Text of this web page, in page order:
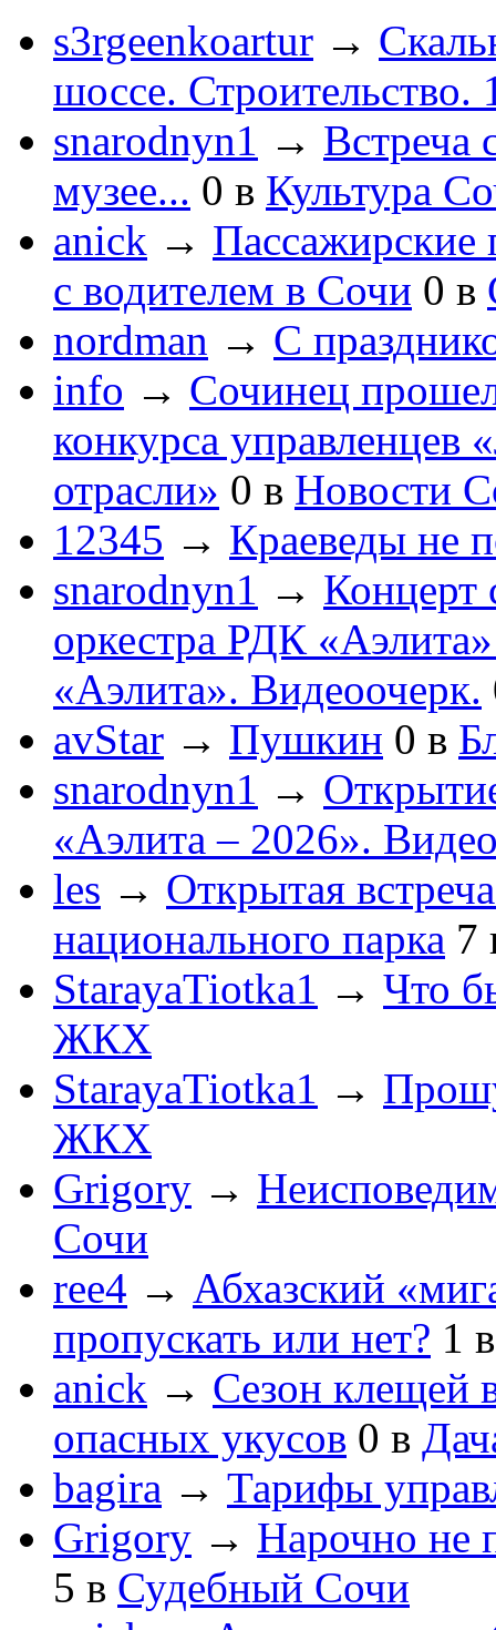
s3rgeenkoartur →
шоссе. Строительство.
snarodnyn1 → Встреча
музее... 0 в Культура
anick → Пассажирские
с водителем в Сочи 0 в
nordman → С
info → Сочинец
конкурса управленцев
отрасли» 0 в Новости
12345 → Краеведы не
snarodnyn1 → Концерт
оркестра РДК
«Аэлита». Видеоочерк.
avStar → Пушкин 0 в
snarodnyn1 →
«Аэлита – 2026».
les → Открытая
национального парка 7
StarayaTiotka1 → Что
ЖКХ
StarayaTiotka1 →
ЖКХ
Grigory →
Сочи
ree4 → Абхазский
пропускать или нет? 1
anick → Сезон клещей
опасных укусов 0 в
bagira → Тарифы
Grigory → Нарочно не
5 в Судебный Сочи